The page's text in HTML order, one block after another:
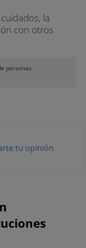
la
con otros
personas
tu opinión